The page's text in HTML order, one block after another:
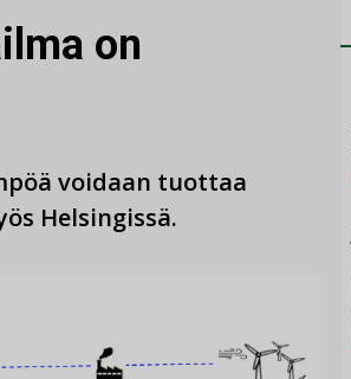
on
voidaan tuottaa
Helsingissä.